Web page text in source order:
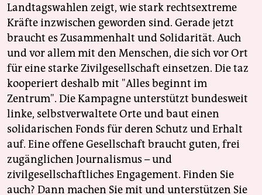
Landtagswahlen zeigt, wie stark rechtsextreme
Kräfte inzwischen geworden sind. Gerade jetzt
braucht es Zusammenhalt und Solidarität. Auch
und vor allem mit den Menschen, die sich vor Ort
für eine starke Zivilgesellschaft einsetzen. Die taz
kooperiert deshalb mit "Alles beginnt im
Zentrum". Die Kampagne unterstützt bundesweit
linke, selbstverwaltete Orte und baut einen
solidarischen Fonds für deren Schutz und Erhalt
auf. Eine offene Gesellschaft braucht guten, frei
zugänglichen Journalismus – und
zivilgesellschaftliches Engagement. Finden Sie
auch? Dann machen Sie mit und unterstützen Sie